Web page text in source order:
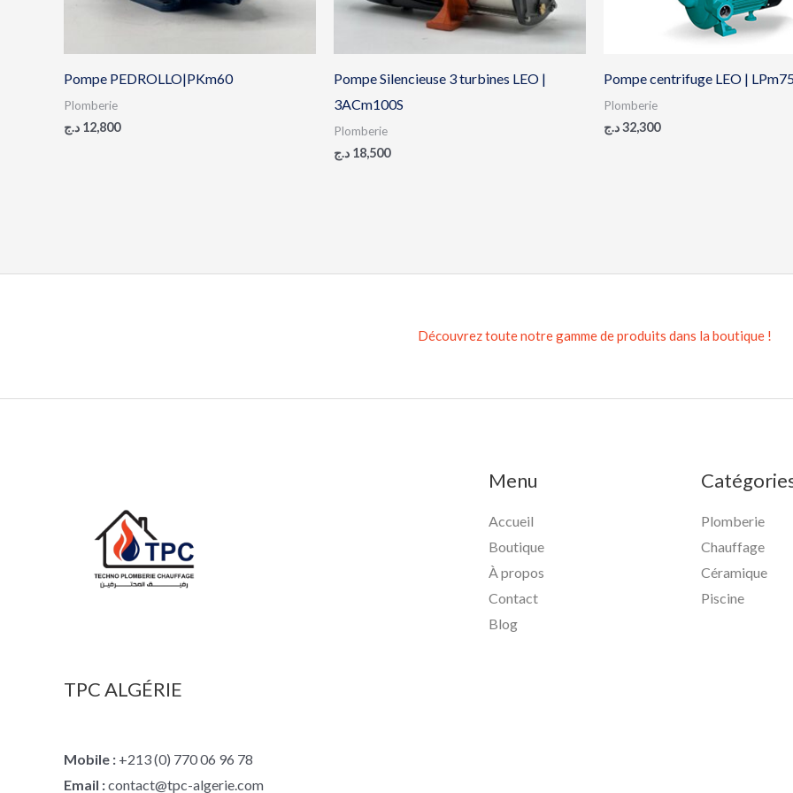
Pompe PEDROLLO|PKm60
Plomberie
12,800 د.ج
Pompe Silencieuse 3 turbines LEO |
3ACm100S
Plomberie
18,500 د.ج
Pompe centrifuge LEO |
Plomberie
32,300د.ج
Découvrez toute notre gamme de produits dans la boutique !
TPC ALGÉRIE
Mobile : +213 (0) 770 06 96 78
Email :contact@tpc-algerie.com
Menu
Accueil
Boutique
À propos
Contact
Blog
Plomberie
Chauffage
Céramique
Piscine